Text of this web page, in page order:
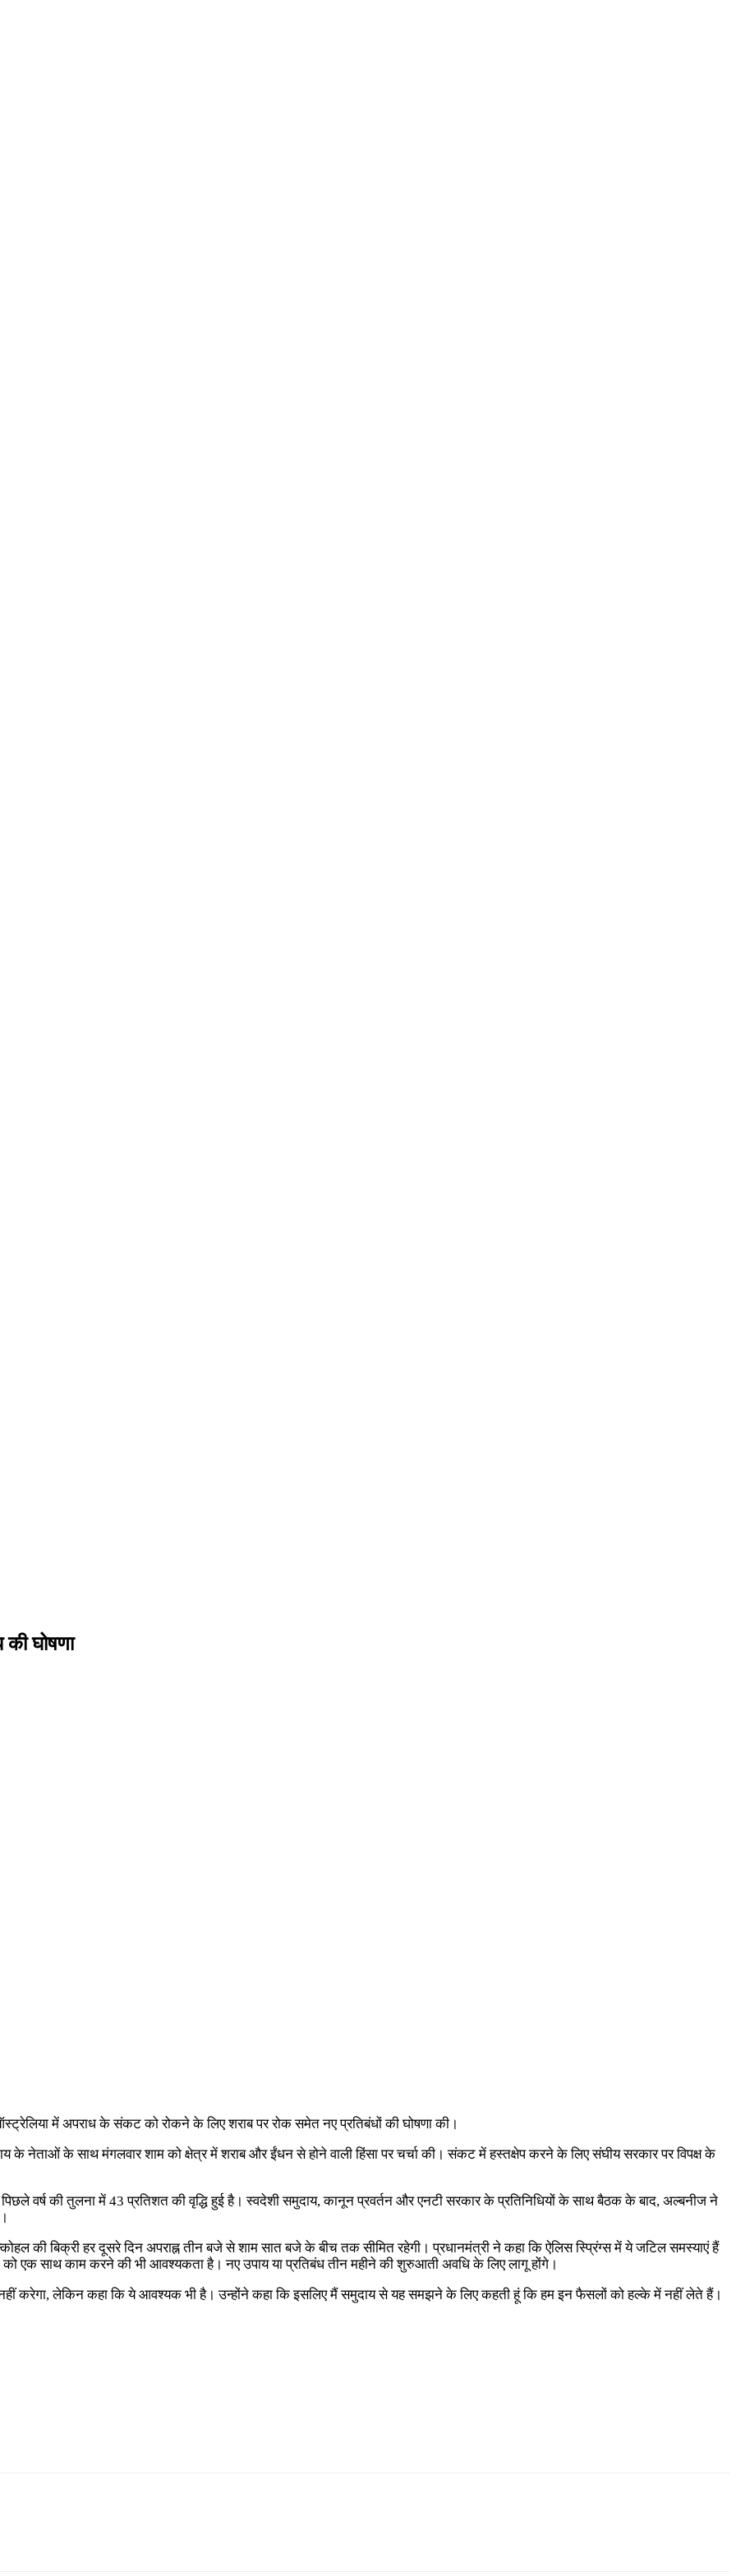
घोषणा
में अपराध के संकट को रोकने के लिए शराब पर रोक समेत नए प्रतिबंधों की घोषणा की।
के साथ मंगलवार शाम को क्षेत्र में शराब और ईंधन से होने वाली हिंसा पर चर्चा की। संकट में हस्तक्षेप करने के लिए संघीय सरकार पर विपक्ष के
वर्ष की तुलना में 43 प्रतिशत की वृद्धि हुई है। स्वदेशी समुदाय, कानून प्रवर्तन और एनटी सरकार के प्रतिनिधियों के साथ बैठक के बाद, अल्बनीज ने
की बिक्री हर दूसरे दिन अपराह्न तीन बजे से शाम सात बजे के बीच तक सीमित रहेगी। प्रधानमंत्री ने कहा कि ऐलिस स्प्रिंग्स में ये जटिल समस्याएं हैं
एक साथ काम करने की भी आवश्यकता है। नए उपाय या प्रतिबंध तीन महीने की शुरुआती अवधि के लिए लागू होंगे।
नहीं करेगा, लेकिन कहा कि ये आवश्यक भी है। उन्होंने कहा कि इसलिए मैं समुदाय से यह समझने के लिए कहती हूं कि हम इन फैसलों को हल्के में नहीं लेते हैं।